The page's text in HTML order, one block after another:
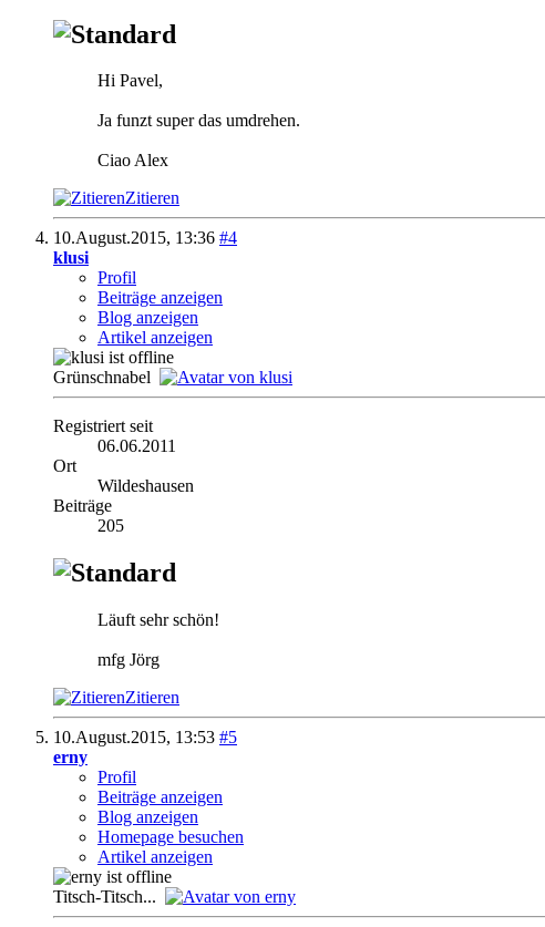
Hi Pavel,
Ja funzt super das umdrehen.
Ciao Alex
Zitieren
10.August.2015, 13:36 #4
klusi
Profil
Beiträge anzeigen
Blog anzeigen
Artikel anzeigen
Grünschnabel
Registriert seit
06.06.2011
Ort
Wildeshausen
Beiträge
205
Läuft sehr schön!
mfg Jörg
Zitieren
10.August.2015, 13:53 #5
erny
Profil
Beiträge anzeigen
Blog anzeigen
Homepage besuchen
Artikel anzeigen
Titsch-Titsch...